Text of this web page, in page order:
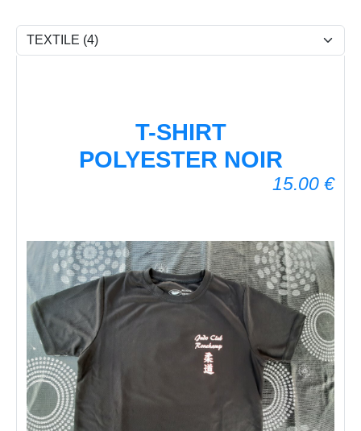
T-SHIRT
POLYESTER NOIR
15.00 €